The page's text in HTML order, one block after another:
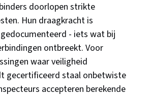
doorlopen strikte
Hun draagkracht is
- iets wat bij
ontbreekt. Voor
waar veiligheid
gecertificeerd staal onbetwiste
accepteren berekende